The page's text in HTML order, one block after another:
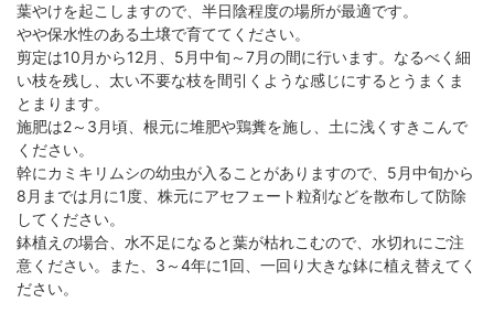
葉やけを起こしますので、半日陰程度の場所が最適です。
やや保水性のある土壌で育ててください。
剪定は10月から12月、5月中旬～7月の間に行います。なるべく細
い枝を残し、太い不要な枝を間引くような感じにするとうまくま
とまります。
施肥は2～3月頃、根元に堆肥や鶏糞を施し、土に浅くすきこんで
ください。
幹にカミキリムシの幼虫が入ることがありますので、5月中旬から
8月までは月に1度、株元にアセフェート粒剤などを散布して防除
してください。
鉢植えの場合、水不足になると葉が枯れこむので、水切れにご注
意ください。また、3～4年に1回、一回り大きな鉢に植え替えてく
ださい。